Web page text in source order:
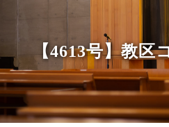
【4613号】教